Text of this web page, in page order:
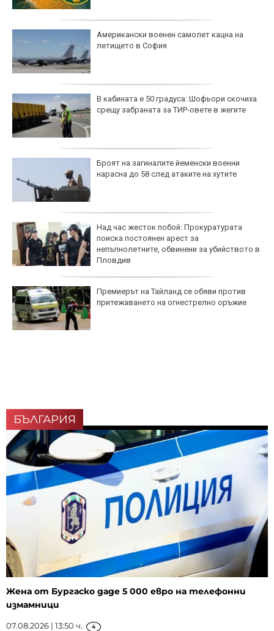
Американски военен самолет кацна на
летището в София
В кабината е 50 градуса: Шофьори скочиха
срещу забраната за ТИР-овете в жегите
Броят на загиналите йеменски военни
нарасна до 58 след атаките на хутите
Над час жесток побой: Прокуратурата
поиска постоянен арест за
непълнолетните, обвинени за убийството в
Пловдив
Премиерът на Тайланд се обяви против
притежаването на огнестрелно оръжие
БЪЛГАРИЯ
Жена от Бургаско даде 5 000 евро на телефонни
измамници
07.08.2026 | 13:50 ч. 4